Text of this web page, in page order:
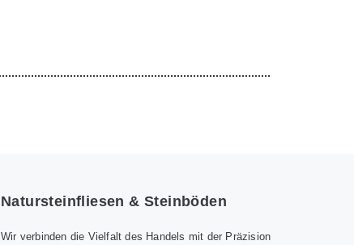
Natursteinfliesen & Steinböden
Wir verbinden die Vielfalt des Handels mit der Präzision